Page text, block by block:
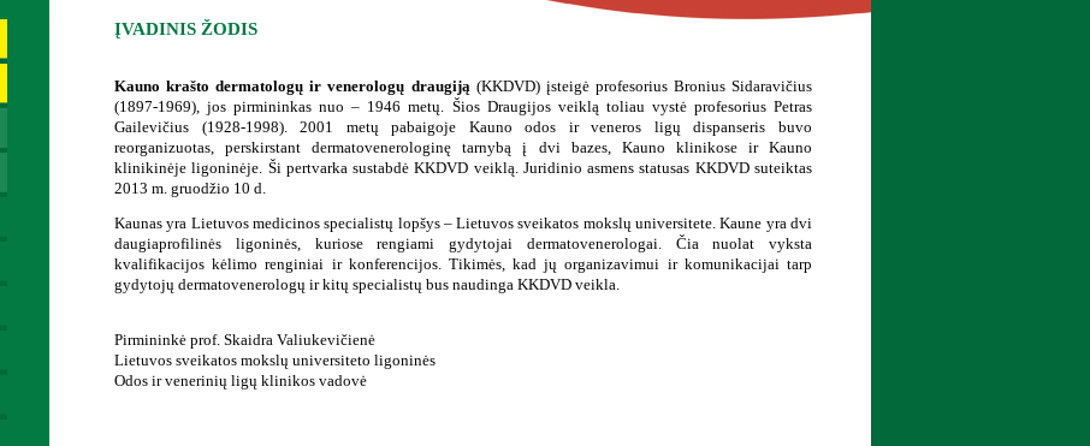
ĮVADINIS ŽODIS
Kauno krašto dermatologų ir venerologų draugiją(KKDVD) įsteigė profesorius Bronius Sidaravičius
(1897-1969), jos pirmininkas nuo – 1946 metų. Šios Draugijos veiklą toliau vystė profesorius Petras
Gailevičius (1928-1998). 2001 metų pabaigoje Kauno odos ir veneros ligų dispanseris buvo
reorganizuotas, perskirstant dermatovenerologinę tarnybą į dvi bazes, Kauno klinikose ir Kauno
klinikinėje ligoninėje. Ši pertvarka sustabdė KKDVD veiklą. Juridinio asmens statusas KKDVD suteiktas
2013 m. gruodžio 10 d.
Kaunas yra Lietuvos medicinos specialistų lopšys – Lietuvos sveikatos mokslų universitete. Kaune yra dvi
daugiaprofilinės ligoninės, kuriose rengiami gydytojai dermatovenerologai. Čia nuolat vyksta
kvalifikacijos kėlimo renginiai ir konferencijos. Tikimės, kad jų organizavimui ir komunikacijai tarp
gydytojų dermatovenerologų ir kitų specialistų bus naudinga KKDVD veikla.
Pirmininkė prof. Skaidra Valiukevičienė
Lietuvos sveikatos mokslų universiteto ligoninės
Odos ir venerinių ligų klinikos vadovė